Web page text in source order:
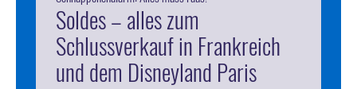
Soldes – alles zum
Schlussverkauf in Frankreich
und dem Disneyland Paris